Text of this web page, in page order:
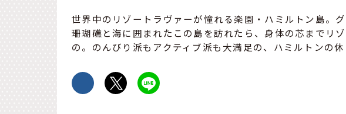
世界中のリゾートラヴァーが憧れる楽園・ハミルトン島。
珊瑚礁と海に囲まれたこの島を訪れたら、身体の芯までリ
の。のんびり派もアクティブ派も大満足の、ハミルトンの休